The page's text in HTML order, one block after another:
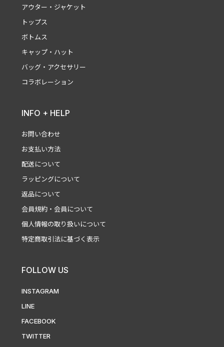
アウター・ジャケット
トップス
ボトムス
キャップ・ハット
バッグ・アクセサリー
コラボレーション
INFO + HELP
お問い合わせ
お支払い方法
配送について
ラッピングについて
返品について
会員規約・会員について
個人情報の取り扱いについて
特定商取引法に基づく表示
FOLLOW US
INSTAGRAM
LINE
FACEBOOK
TWITTER